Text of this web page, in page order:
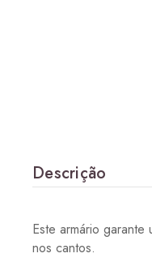
Descrição
Este armário
nos cantos.